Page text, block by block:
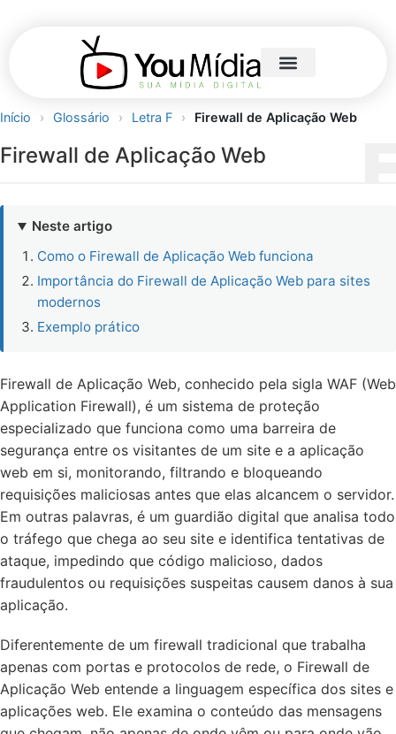
Início › Glossário › Letra F › Firewall de Aplicação Web
Firewall de Aplicação Web
Neste artigo
Como o Firewall de Aplicação Web funciona
Importância do Firewall de Aplicação Web para sites
modernos
Exemplo prático
Firewall de Aplicação Web, conhecido pela sigla WAF (Web
Application Firewall), é um sistema de proteção
especializado que funciona como uma barreira de
segurança entre os visitantes de um site e a aplicação
web em si, monitorando, filtrando e bloqueando
requisições maliciosas antes que elas alcancem o servidor.
Em outras palavras, é um guardião digital que analisa todo
o tráfego que chega ao seu site e identifica tentativas de
ataque, impedindo que código malicioso, dados
fraudulentos ou requisições suspeitas causem danos à sua
aplicação.
Diferentemente de um firewall tradicional que trabalha
apenas com portas e protocolos de rede, o Firewall de
Aplicação Web entende a linguagem específica dos sites e
aplicações web. Ele examina o conteúdo das mensagens